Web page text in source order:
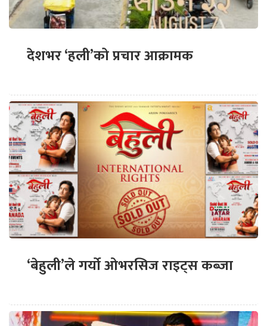
देशभर ‘हली’को प्रचार आक्रामक
‘बेहुली’ले गर्यो ओभरसिज राइट्स कब्जा